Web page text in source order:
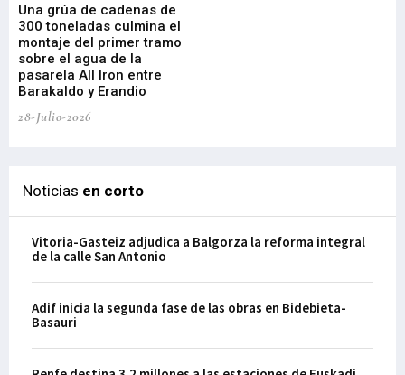
Una grúa de cadenas de
300 toneladas culmina el
montaje del primer tramo
sobre el agua de la
pasarela All Iron entre
Barakaldo y Erandio
28-Julio-2026
Noticias en corto
Vitoria-Gasteiz adjudica a Balgorza la reforma integral
de la calle San Antonio
Adif inicia la segunda fase de las obras en Bidebieta-
Basauri